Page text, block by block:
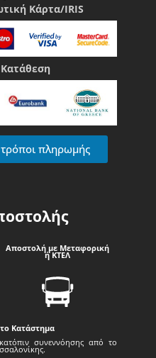
Κάρτα/IRIS
τρόποι πληρωμής
Αποστολή με Μεταφορική
ή ΚΤΕΛ
Κατάστημα
συνεννόησης από το